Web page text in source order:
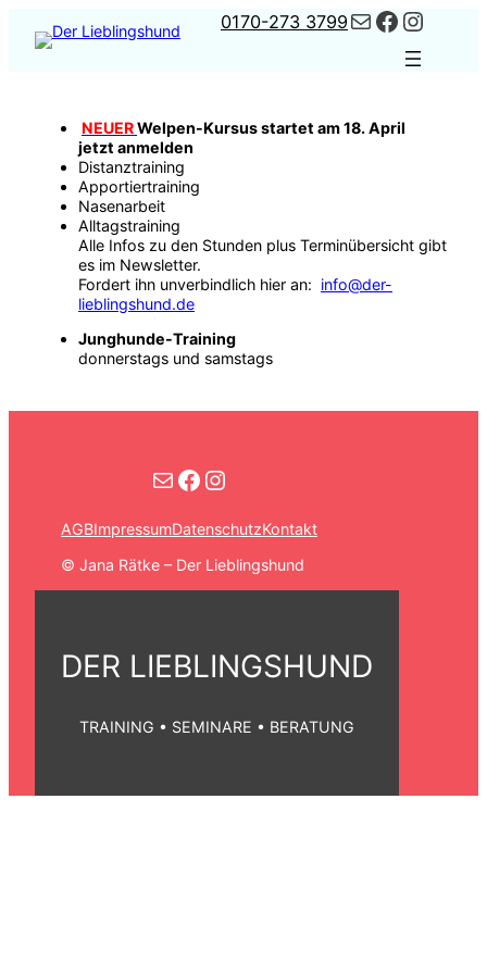
Inhalt
0170-273 3799Kontakt
NEUERWelpen-Kursus startet am 18. April
jetzt anmelden
Distanztraining
Apportiertraining
Nasenarbeit
Alltagstraining
Alle Infos zu den Stunden plus Terminübersicht gibt
es im Newsletter.
Fordert ihn unverbindlich hier an: info@der-
lieblingshund.de
Junghunde-Training
donnerstags und samstags
Kontakt
Facebook
Instagram
AGBImpressumDatenschutzKontakt
©️ Jana Rätke – Der Lieblingshund
DER LIEBLINGSHUND
TRAINING • SEMINARE • BERATUNG